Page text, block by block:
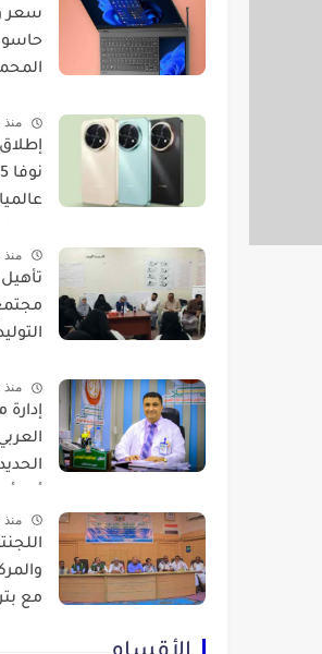
سعر
منذ
14.منذ
منذ
منذ
مع